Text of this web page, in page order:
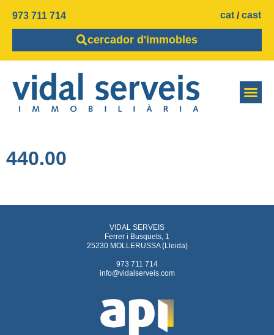
973 711 714 cat cast
cercador d'immobles
440.00
VIDAL SERVEIS
Ferrer i Busquets, 1
25230 MOLLERUSSA (Lleida)
973 711 714
info@vidalserveis.com